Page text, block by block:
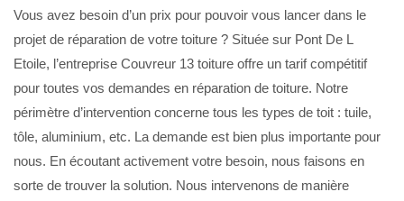
Vous avez besoin d’un prix pour pouvoir vous lancer dans le
projet de réparation de votre toiture ? Située sur Pont De L
Etoile, l’entreprise Couvreur 13 toiture offre un tarif compétitif
pour toutes vos demandes en réparation de toiture. Notre
périmètre d’intervention concerne tous les types de toit : tuile,
tôle, aluminium, etc. La demande est bien plus importante pour
nous. En écoutant activement votre besoin, nous faisons en
sorte de trouver la solution. Nous intervenons de manière